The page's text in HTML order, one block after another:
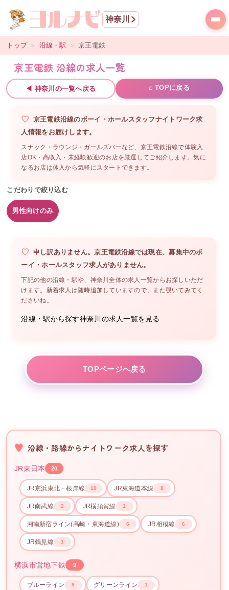
神奈川
トップ ＞ 沿線・駅 ＞ 京王電鉄
京王電鉄 沿線の求人一覧
◀ 神奈川 の一覧へ戻る ⌂ TOPに戻る
京王電鉄沿線のボーイ・ホールスタッフナイトワーク求
人情報をお届けします。
スナック・ラウンジ・ガールズバーなど、 京王電鉄沿線で体験入
店OK・高収入・未経験歓迎のお店を厳選してご紹介します。気に
なるお店は体入から気軽にスタートできます。
こだわりで絞り込む
男性向けのみ
申し訳ありません。京王電鉄沿線では現在、募集中のボ
ーイ・ホールスタッフ求人がありません。
下記の他の沿線・駅や、 神奈川全体の求人一覧からお探しいただ
けます。新着求人は随時追加していますので、また覗いてみてく
ださいね。
沿線・駅から探す神奈川 の求人一覧を見る
TOPページへ戻る
沿線・路線からナイトワーク求人を探す
JR東日本 20
JR京浜東北・根岸線 10 JR東海道本線 8
JR南武線 2 JR横須賀線 1
湘南新宿ライン(高崎・東海道線) 6 JR相模線 6
JR鶴見線 1
横浜市営地下鉄 9
ブルーライン 9 グリーンライン 1